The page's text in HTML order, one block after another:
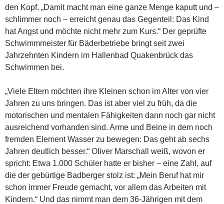
den Kopf. „Damit macht man eine ganze Menge kaputt und –
schlimmer noch – erreicht genau das Gegenteil: Das Kind
hat Angst und möchte nicht mehr zum Kurs.“ Der geprüfte
Schwimmmeister für Bäderbetriebe bringt seit zwei
Jahrzehnten Kindern im Hallenbad Quakenbrück das
Schwimmen bei.
„Viele Eltern möchten ihre Kleinen schon im Alter von vier
Jahren zu uns bringen. Das ist aber viel zu früh, da die
motorischen und mentalen Fähigkeiten dann noch gar nicht
ausreichend vorhanden sind. Arme und Beine in dem noch
fremden Element Wasser zu bewegen: Das geht ab sechs
Jahren deutlich besser.“ Oliver Marschall weiß, wovon er
spricht: Etwa 1.000 Schüler hatte er bisher – eine Zahl, auf
die der gebürtige Badberger stolz ist: „Mein Beruf hat mir
schon immer Freude gemacht, vor allem das Arbeiten mit
Kindern.“ Und das nimmt man dem 36-Jährigen mit dem